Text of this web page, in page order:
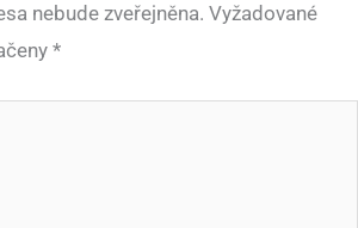
nebude zveřejněna. Vyžadované
*